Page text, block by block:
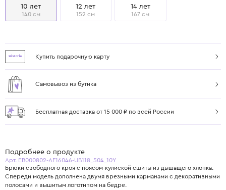
10 лет
140 см
12 лет
152 см
14 лет
167 см
Купить подарочную карту
Самовывоз из бутика
Бесплатная доставка от 15 000 ₽ по всей России
Подробнее о продукте
Арт. EB000802-AF16046-UB118_504_10Y
Брюки свободного кроя с поясом-кулиской сшиты из дышащего хлопка.
Спереди модель дополнена двумя врезными карманами с декоративными
полосами и вышитым логотипом на бедре.